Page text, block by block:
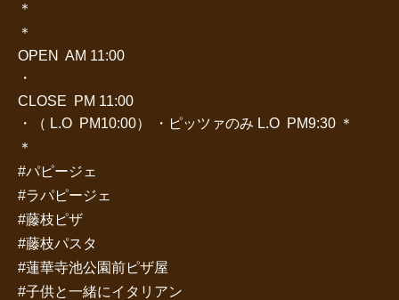
＊
＊
OPEN AM 11:00
・
CLOSE PM 11:00
・（ L.O PM10:00） ・ピッツァのみ L.O PM9:30 ＊
＊
#パピージェ
#ラパピージェ
#藤枝ピザ
#藤枝パスタ
#蓮華寺池公園前ピザ屋
#子供と一緒にイタリアン